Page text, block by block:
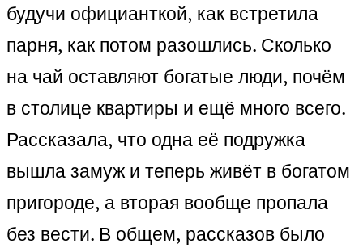
будучи официанткой, как встретила
парня, как потом разошлись. Сколько
на чай оставляют богатые люди, почём
в столице квартиры и ещё много всего.
Рассказала, что одна её подружка
вышла замуж и теперь живёт в богатом
пригороде, а вторая вообще пропала
без вести. В общем, рассказов было